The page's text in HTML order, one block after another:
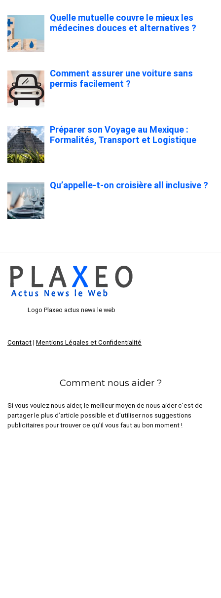
Quelle mutuelle couvre le mieux les
médecines douces et alternatives ?
Comment assurer une voiture sans
permis facilement ?
Préparer son Voyage au Mexique :
Formalités, Transport et Logistique
Qu’appelle-t-on croisière all inclusive ?
Logo Plaxeo actus news le web
Contact | Mentions Légales et Confidentialité
Comment nous aider ?
Si vous voulez nous aider, le meilleur moyen de nous aider c’est de
partager le plus d’article possible et d’utiliser nos suggestions
publicitaires pour trouver ce qu’il vous faut au bon moment !